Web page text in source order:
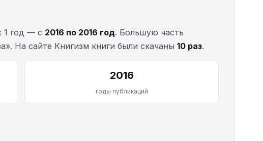
1 год — с 2016 по 2016 год. Большую часть
На сайте Книгизм книги были скачаны 10 раз.
2016
годы публикаций